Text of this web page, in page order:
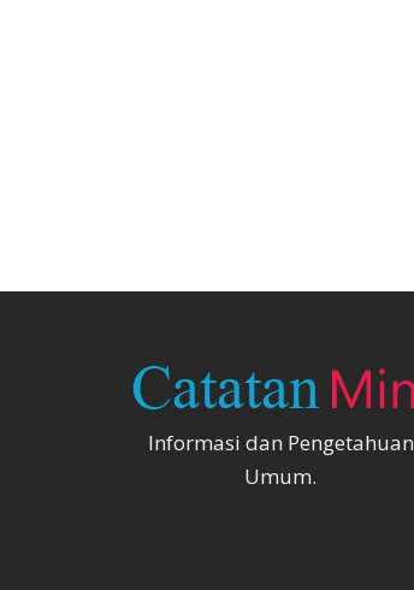
Informasi dan Pengetahuan
Umum.